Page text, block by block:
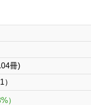
冊)
）